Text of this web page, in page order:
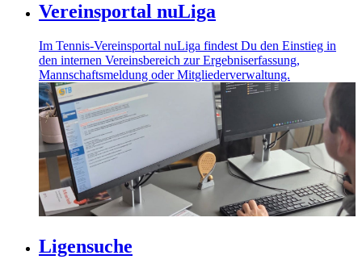
Vereinsportal nuLiga
Im Tennis-Vereinsportal nuLiga findest Du den Einstieg in
den internen Vereinsbereich zur Ergebniserfassung,
Mannschaftsmeldung oder Mitgliederverwaltung.
Ligensuche